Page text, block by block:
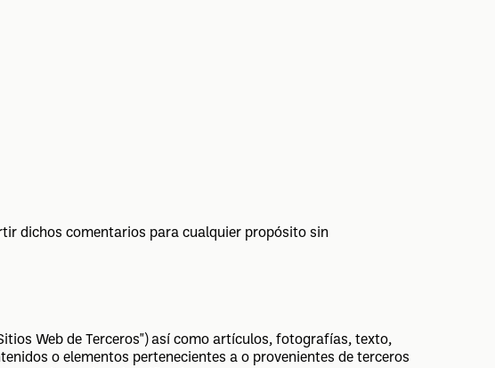
dichos comentarios para cualquier propósito sin
Web de Terceros") así como artículos, fotografías, texto,
o elementos pertenecientes a o provenientes de terceros